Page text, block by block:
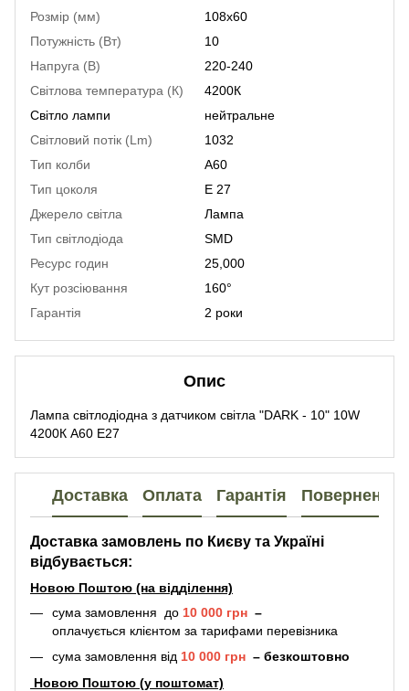
Розмір (мм)
108х60
Потужність (Вт)
10
Напруга (В)
220-240
Світлова температура (К)
4200К
Світло лампи
нейтральне
Світловий потік (Lm)
1032
Тип колби
A60
Тип цоколя
Е 27
Джерело світла
Лампа
Тип світлодіода
SMD
Ресурс годин
25,000
Кут розсіювання
160°
Гарантія
2 роки
Опис
Лампа світлодіодна з датчиком світла "DARK - 10" 10W
4200К A60 E27
Доставка Оплата Гарантія Повернення
Доставка замовлень по Києву та Україні
відбувається:
Новою Поштою (на відділення)
сума замовлення до 10 000 грн –
оплачується клієнтом за тарифами перевізника
сума замовлення від 10 000 грн – безкоштовно
Новою Поштою (у поштомат)